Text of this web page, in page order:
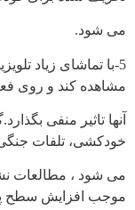
می شود.
5-با تماشای زیاد
مشاهده کند و روی
آنها تاثیر منفی
خودکشی، تلفات
می شود ، مطالعات
موجب افزایش سطح